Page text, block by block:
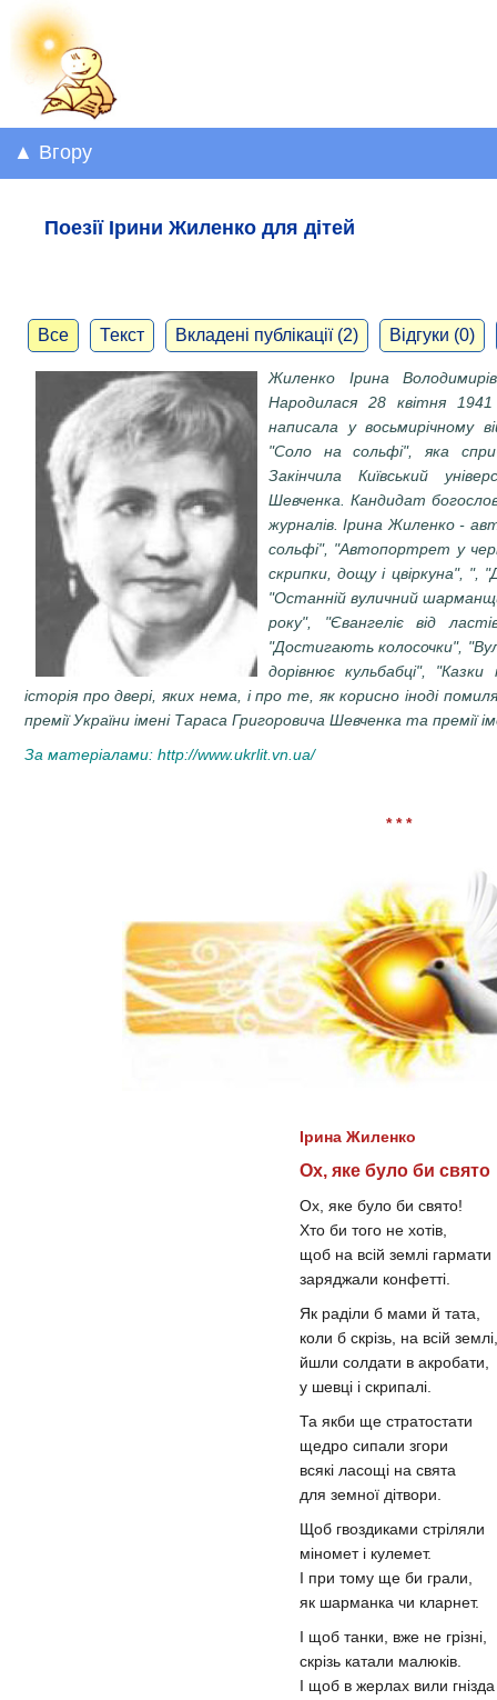
▲ Вгору
Поезії Ірини Жиленко для дітей
Все Текст Вкладені публікації (2) Відгуки (0)
Жиленко Ірина
Народилася 28 квітня
написала у восьмирічному
"Соло на сольфі", яка
Закінчила Київський
Шевченка. Кандидат
журналів. Ірина Жиленко -
сольфі", "Автопортрет у
скрипки, дощу і цвіркуна", ",
"Останній вуличний
року", "Євангеліє від
"Достигають колосочки",
дорівнює кульбабці",
історія про двері, яких нема, і про те, як корисно іноді
премії України імені Тараса Григоровича Шевченка та премії
За матеріалами: http://www.ukrlit.vn.ua/
* * *
Ірина Жиленко
Ох, яке було би свято
Ох, яке було би свято!
Хто би того не хотів,
щоб на всій землі гармати
заряджали конфетті.
Як раділи б мами й тата,
коли б скрізь, на всій
йшли солдати в акробати,
у шевці і скрипалі.
Та якби ще стратостати
щедро сипали згори
всякі ласощі на свята
для земної дітвори.
Щоб гвоздиками стріляли
міномет і кулемет.
І при тому ще би грали,
як шарманка чи кларнет.
І щоб танки, вже не грізні,
скрізь катали малюків.
І щоб в жерлах вили